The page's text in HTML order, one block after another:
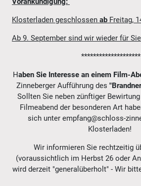
Klosterladen geschlossen ab Freitag,
Ab 9. September sind wir wieder für
********************
Haben Sie Interesse an einem Film-
Zinneberger Aufführung des
Sollten Sie neben zünftiger
Filmeabend der besonderen Art
sich unter empfang@schloss-
Klosterladen!
Wir informieren Sie rechtzeitig
(voraussichtlich im Herbst 26 oder
wird derzeit "generalüberholt" - Wir